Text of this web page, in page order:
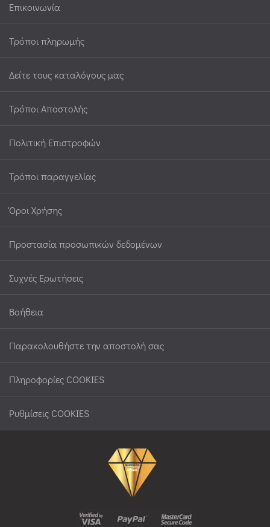
Επικοινωνία
Τρόποι πληρωμής
Δείτε τους καταλόγους μας
Τρόποι Αποστολής
Πολιτική Επιστροφών
Τρόποι παραγγελίας
Όροι Χρήσης
Προστασία προσωπικών δεδομένων
Συχνές Ερωτήσεις
Βοήθεια
Παρακολουθήστε την αποστολή σας
Πληροφορίες COOKIES
Ρυθμίσεις COOKIES